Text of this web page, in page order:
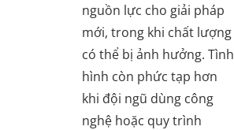
nguồn lực cho giải pháp
mới, trong khi chất lượng
có thể bị ảnh hưởng. Tình
hình còn phức tạp hơn
khi đội ngũ dùng công
nghệ hoặc quy trình